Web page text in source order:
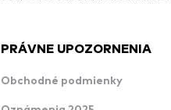
PRÁVNE UPOZORNENIA
Obchodné podmienky